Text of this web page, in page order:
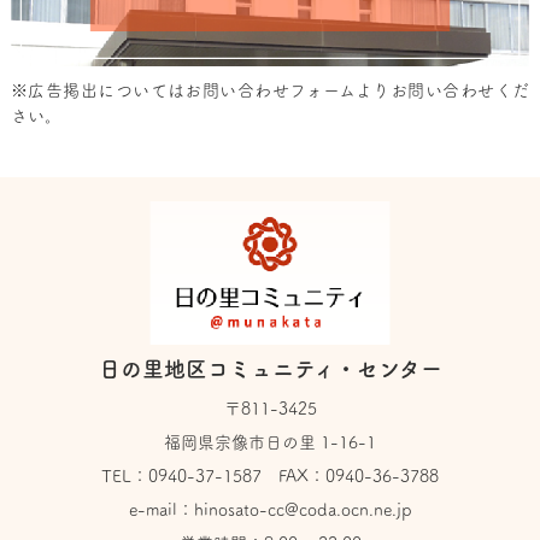
※広告掲出については お問い合わせフォーム よりお問い合わせくだ
さい。
日の里地区コミュニティ・センター
〒811-3425
福岡県宗像市日の里 1-16-1
TEL： 0940-37-1587 FAX：0940-36-3788
e-mail： hinosato-cc@coda.ocn.ne.jp